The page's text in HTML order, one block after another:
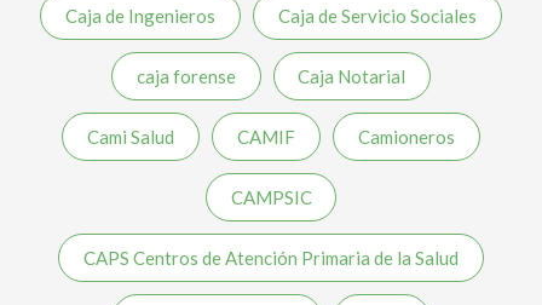
Caja de Ingenieros Caja de Servicio Sociales
caja forense Caja Notarial
Cami Salud CAMIF Camioneros
CAMPSIC
CAPS Centros de Atención Primaria de la Salud